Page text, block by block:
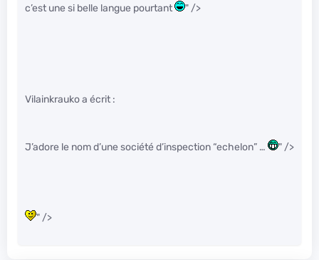
c’est une si belle langue pourtant " />
Vilainkrauko a écrit :
J’adore le nom d’une société d’inspection “echelon” … " />
" />